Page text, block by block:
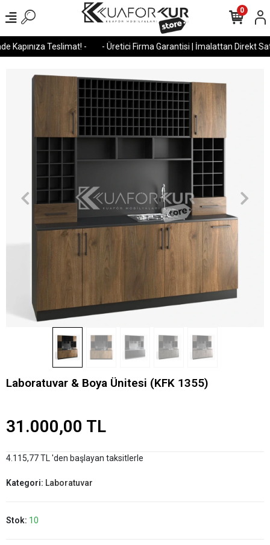
Kapınıza Teslimat! - - Üretici Firma Garantisi | İmalattan Direkt
0
Laboratuvar & Boya Ünitesi (KFK 1355)
31.000,00 TL
4.115,77 TL 'den başlayan taksitlerle
Kategori: Laboratuvar
Stok: 10